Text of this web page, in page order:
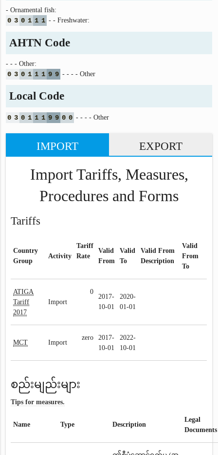
- Ornamental fish:
0 3 0 1 1 1 - - Freshwater:
AHTN Code
- - - Other:
0 3 0 1 1 1 9 9 - - - - Other
Local Code
0 3 0 1 1 1 9 9 0 0 - - - - Other
IMPORT EXPORT
Import Tariffs, Measures,
Procedures and Forms
Tariffs
Country
Group
Activity
Tariff
Rate
Valid
From
Valid
To
Valid From
Description
Valid
From
To
ATIGA
Tariff
2017
Import
0
2017-
10-01
2020-
01-01
MCT Import
zero
2017-
10-01
2022-
10-01
စည်းမျည်းများ
Tips for measures.
Name Type Description
Legal
Documents